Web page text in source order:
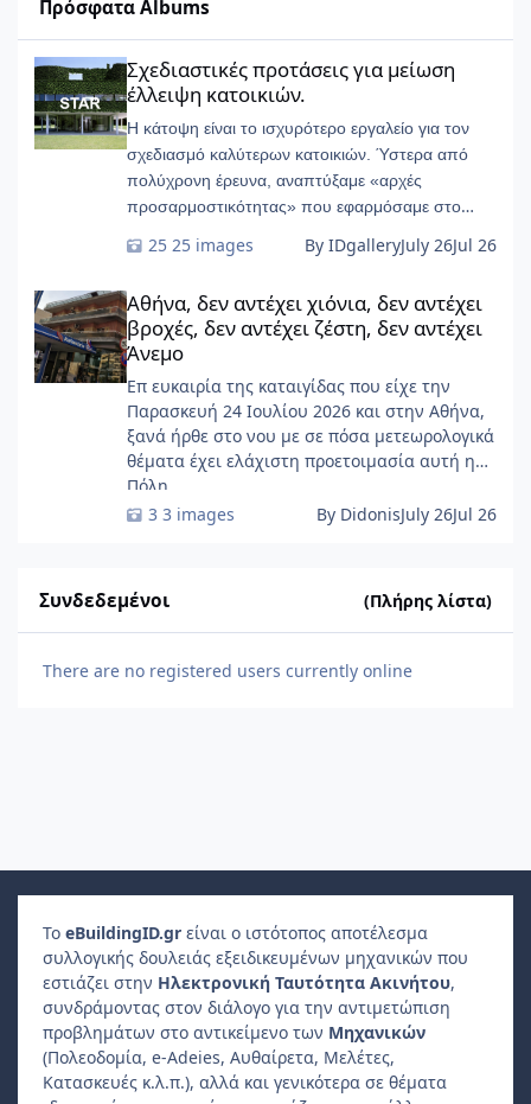
Πρόσφατα Albums
Σχεδιαστικές προτάσεις για μείωση έλλειψη κατοικιών.
Σχεδιαστικές προτάσεις για μείωση
έλλειψη κατοικιών.
Η κάτοψη είναι το ισχυρότερο εργαλείο για τον
σχεδιασμό καλύτερων κατοικιών. Ύστερα από
πολύχρονη έρευνα, αναπτύξαμε «αρχές
προσαρμοστικότητας» που εφαρμόσαμε στο
25 images By IDgalleryJuly 26Jul 26
Αθήνα, δεν αντέχει χιόνια, δεν αντέχει
βροχές, δεν αντέχει ζέστη, δεν αντέχει
Άνεμο
Επ ευκαιρία της καταιγίδας που είχε την
Παρασκευή 24 Ιουλίου 2026 και στην Αθήνα,
ξανά ήρθε στο νου με σε πόσα μετεωρολογικά
θέματα έχει ελάχιστη προετοιμασία αυτή η
Πόλη ......
3 images
By DidonisJuly 26Jul 26
Συνδεδεμένοι (Πλήρης λίστα)
There are no registered users currently online
Το eBuildingID.gr είναι ο ιστότοπος αποτέλεσμα
συλλογικής δουλειάς εξειδικευμένων μηχανικών που
εστιάζει στην Ηλεκτρονική Ταυτότητα Ακινήτου,
συνδράμοντας στον διάλογο για την αντιμετώπιση
προβλημάτων στο αντικείμενο των Μηχανικών
(Πολεοδομία, e-Adeies, Αυθαίρετα, Μελέτες,
Κατασκευές κ.λ.π.), αλλά και γενικότερα σε θέματα